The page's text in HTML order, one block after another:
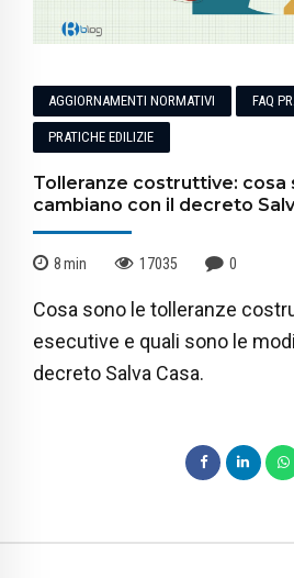
AGGIORNAMENTI NORMATIVI FAQ
PRATICHE EDILIZIE
Tolleranze costruttive: cosa
cambiano con il decreto
8min 17035 0
Cosa sono le tolleranze
esecutive e quali sono le
decreto Salva Casa.